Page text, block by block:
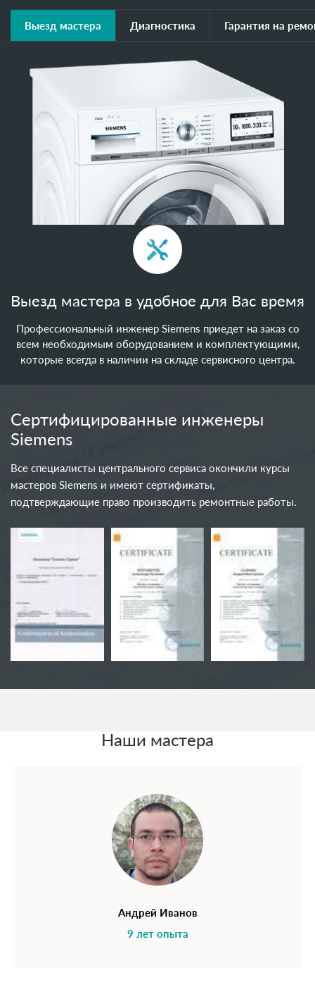
Выезд мастера Диагностика Гарантия на
Выезд мастера в удобное для Вас время
Профессиональный инженер Siemens приедет на заказ со
всем необходимым оборудованием и комплектующими,
которые всегда в наличии на складе сервисного центра.
Сертифицированные инженеры
Siemens
Все специалисты центрального сервиса окончили курсы
мастеров Siemens и имеют сертификаты,
подтверждающие право производить ремонтные работы.
Наши мастера
Андрей Иванов
9 лет опыта